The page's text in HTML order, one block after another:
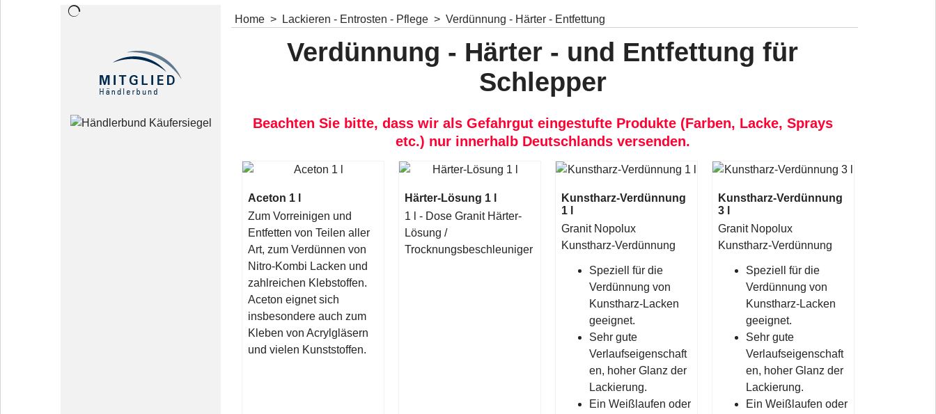
Home > Lackieren - Entrosten - Pflege > Verdünnung - Härter - Entfettung
Verdünnung - Härter - und Entfettung für
Schlepper
Beachten Sie bitte, dass wir als Gefahrgut eingestufte Produkte (Farben, Lacke, Sprays
etc.) nur innerhalb Deutschlands versenden.
Aceton 1 l
Zum Vorreinigen und
Entfetten von Teilen aller
Art, zum Verdünnen von
Nitro-Kombi Lacken und
zahlreichen Klebstoffen.
Aceton eignet sich
insbesondere auch zum
Kleben von Acrylgläsern
und vielen Kunststoffen.
Härter-Lösung 1 l
1 l - Dose Granit Härter-
Lösung /
Trocknungsbeschleuniger
Kunstharz-Verdünnung
1 l
Granit Nopolux
Kunstharz-Verdünnung
Speziell für die
Verdünnung von
Kunstharz-Lacken
geeignet.
Sehr gute
Verlaufseigenschaft
en, hoher Glanz der
Lackierung.
Ein Weißlaufen oder
Kunstharz-Verdünnung
3 l
Granit Nopolux
Kunstharz-Verdünnung
Speziell für die
Verdünnung von
Kunstharz-Lacken
geeignet.
Sehr gute
Verlaufseigenschaft
en, hoher Glanz der
Lackierung.
Ein Weißlaufen oder